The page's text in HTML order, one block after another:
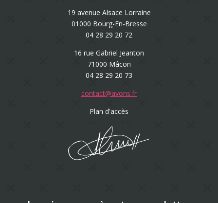
19 avenue Alsace Lorraine
01000 Bourg-En-Bresse
04 28 29 20 72
16 rue Gabriel Jeanton
71000 Mâcon
04 28 29 20 73
contact@avons.fr
Plan d'accès